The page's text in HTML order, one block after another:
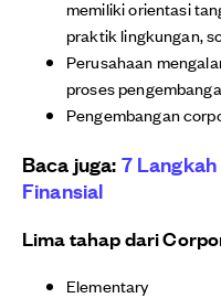
memiliki orientasi
praktik lingkungan,
Perusahaan
proses
Pengembangan
Baca juga:7
Finansial
Lima tahap dari
Elementary